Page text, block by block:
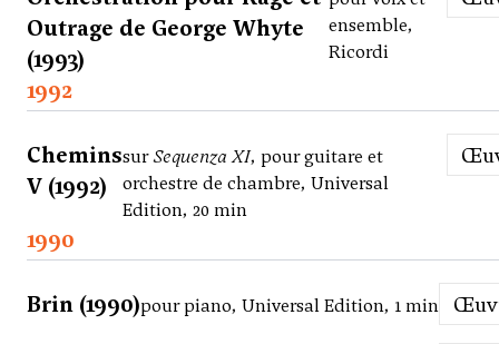
Outrage de George Whyte
(1993)
ensemble,
Ricordi
1992
Chemins
V (1992)
surSequenza XI, pour guitare et
orchestre de chambre, Universal
Edition, 20 min
1990
Brin (1990)pour piano, Universal Edition, 1 min